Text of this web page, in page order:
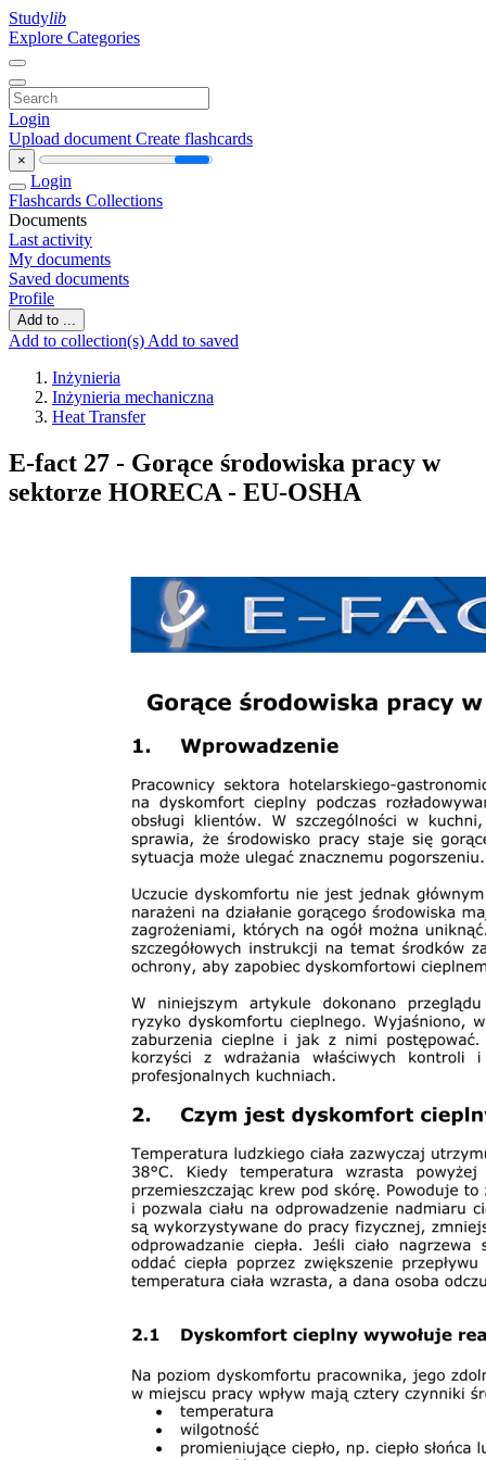
Studylib
Explore Categories
Login
Upload document Create flashcards
×
Login
Flashcards Collections
Documents
Last activity
My documents
Saved documents
Profile
Add to ...
Add to collection(s) Add to saved
Inżynieria
Inżynieria mechaniczna
Heat Transfer
E-fact 27 - Gorące środowiska pracy w
sektorze HORECA - EU-OSHA